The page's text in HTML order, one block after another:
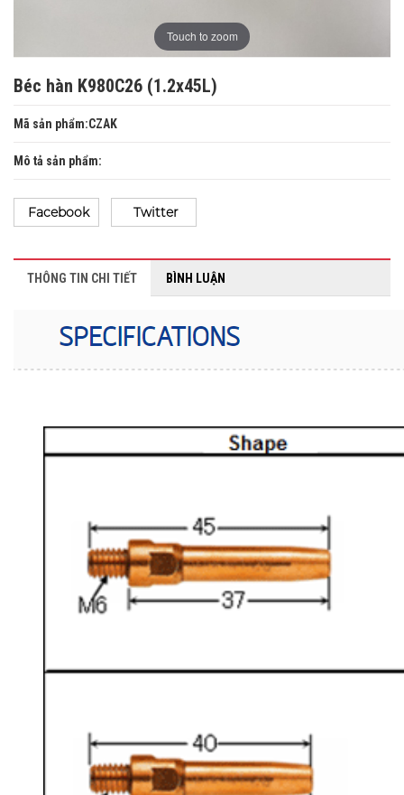
Touch to zoom
Béc hàn K980C26 (1.2x45L)
Mã sản phẩm:CZAK
Mô tả sản phẩm:
Facebook Twitter
THÔNG TIN CHI TIẾT BÌNH LUẬN